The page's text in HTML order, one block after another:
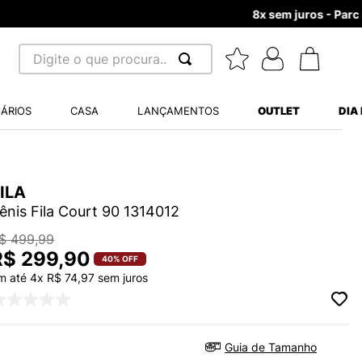
Digite o que procura...
CASA LANÇAMENTOS OUTLET DIA
Fila Court 90 1314012
499,99
299,90 40% OFF
até4x R$ 74,97 sem juros
Guia de Tamanho
BALANCE 530